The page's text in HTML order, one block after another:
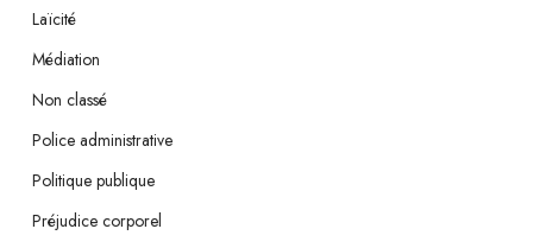
Laïcité
Médiation
Non classé
Police administrative
Politique publique
Préjudice corporel